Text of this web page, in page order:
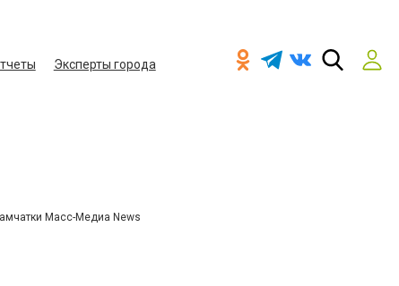
Эксперты города
Масс-Медиа News